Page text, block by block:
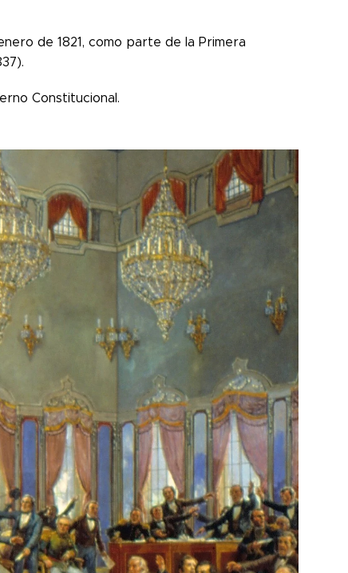
de 1821, como parte de la Primera
Constitucional.